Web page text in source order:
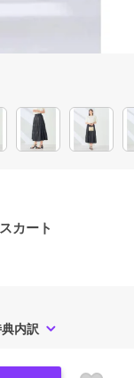
カート
内訳